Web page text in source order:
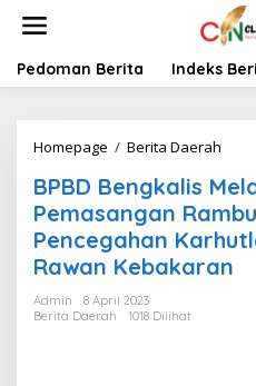
t
Pedoman Berita Indeks
Homepage / Berita Daerah
B
D
B
e
n
BPBD Bengkalis
Pemasangan
Pencegahan
Rawan Kebakaran
Admin
8 April 2023
Berita Daerah
1018 Dilihat